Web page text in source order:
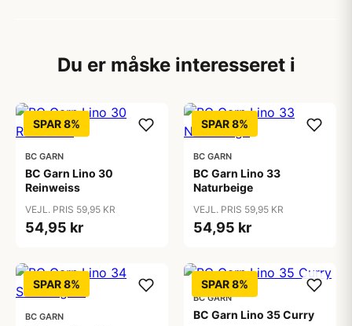
Du er måske interesseret i
SPAR 8%
BC GARN
BC Garn Lino 30
Reinweiss
VEJL. PRIS 59,95 KR
54,95 kr
SPAR 8%
BC GARN
BC Garn Lino 33
Naturbeige
VEJL. PRIS 59,95 KR
54,95 kr
SPAR 8%
BC GARN
SPAR 8%
BC GARN
BC Garn Lino 35 Curry